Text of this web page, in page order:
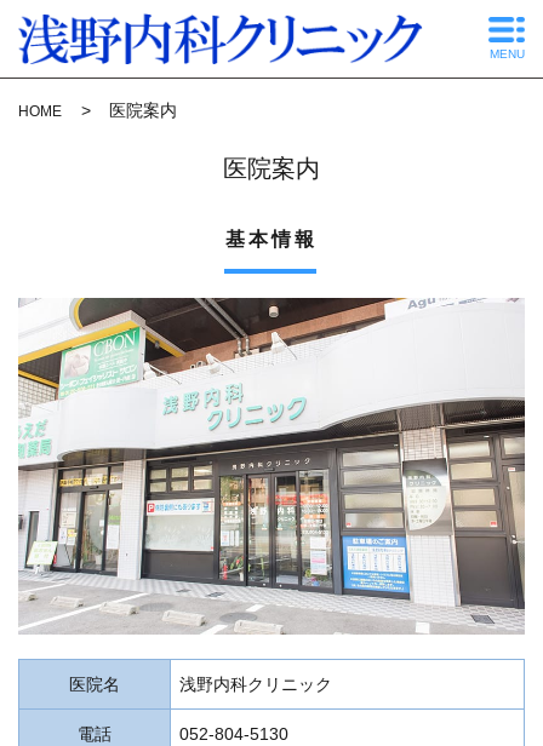
MENU
HOME 医院案内
医院案内
基本情報
医院名 浅野内科クリニック
電話 052-804-5130